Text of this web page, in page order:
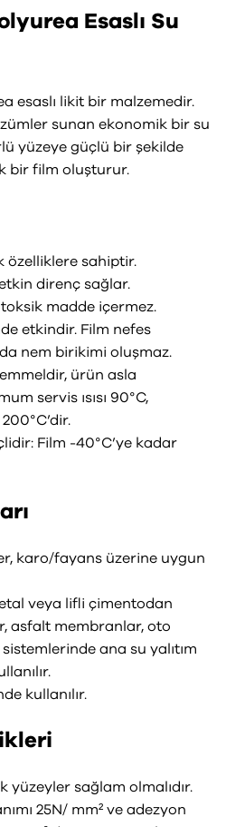
Esaslı Su
esaslı likit bir malzemedir.
sunan ekonomik bir su
yüzeye güçlü bir şekilde
bir film oluşturur.
özelliklere sahiptir.
direnç sağlar.
madde içermez.
etkindir. Film nefes
nem birikimi oluşmaz.
ürün asla
servis ısısı 90°C,
Film -40°C’ye kadar
karo/fayans üzerine uygun
veya lifli çimentodan
asfalt membranlar, oto
sistemlerinde ana su yalıtım
kullanılır.
yüzeyler sağlam olmalıdır.
25N/ mm² ve adezyon